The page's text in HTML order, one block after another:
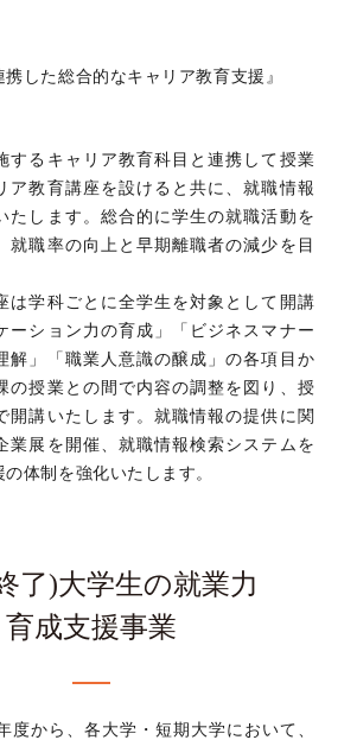
携した総合的なキャリア教育支援』
するキャリア教育科目と連携して授業
ア教育講座を設けると共に、就職情報
たします。総合的に学生の就職活動を
就職率の向上と早期離職者の減少を目
は学科ごとに全学生を対象として開講
ーション力の育成」「ビジネスマナー
解」「職業人意識の醸成」の各項目か
の授業との間で内容の調整を図り、授
開講いたします。就職情報の提供に関
業展を開催、就職情報検索システムを
体制を強化いたします。
了)大学生の就業力
育成支援事業
度から、各大学・短期大学において、